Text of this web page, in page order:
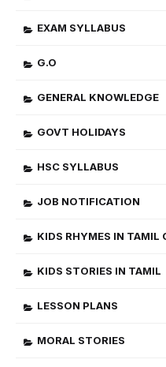
EXAM SYLLABUS
G.O
GENERAL KNOWLEDGE
GOVT HOLIDAYS
HSC SYLLABUS
JOB NOTIFICATION
KIDS RHYMES IN TAMIL
KIDS STORIES IN TAMIL
LESSON PLANS
MORAL STORIES